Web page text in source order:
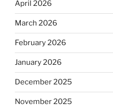
April 2026
March 2026
February 2026
January 2026
December 2025
November 2025